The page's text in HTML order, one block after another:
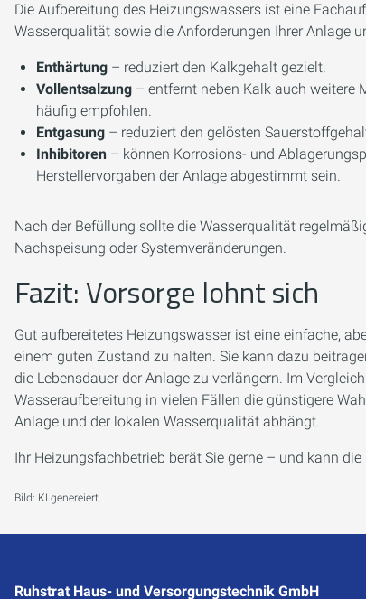
Die Aufbereitung des Heizungswassers ist eine
Wasserqualität sowie die Anforderungen Ihrer Anlage
Enthärtung – reduziert den Kalkgehalt gezielt.
Vollentsalzung – entfernt neben Kalk auch weitere
häufig empfohlen.
Entgasung – reduziert den gelösten
Inhibitoren – können Korrosions- und
Herstellervorgaben der Anlage abgestimmt sein.
Nach der Befüllung sollte die Wasserqualität
Nachspeisung oder Systemveränderungen.
Fazit: Vorsorge lohnt sich
Gut aufbereitetes Heizungswasser ist eine einfache,
einem guten Zustand zu halten. Sie kann dazu
die Lebensdauer der Anlage zu verlängern. Im
Wasseraufbereitung in vielen Fällen die günstigere
Anlage und der lokalen Wasserqualität abhängt.
Ihr Heizungsfachbetrieb berät Sie gerne – und kann
Bild: KI genereiert
Ruhstrat Haus- und Versorgungstechnik GmbH